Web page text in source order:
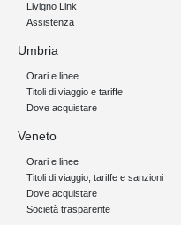
Livigno Link
Assistenza
Umbria
Orari e linee
Titoli di viaggio e tariffe
Dove acquistare
Veneto
Orari e linee
Titoli di viaggio, tariffe e sanzioni
Dove acquistare
Società trasparente